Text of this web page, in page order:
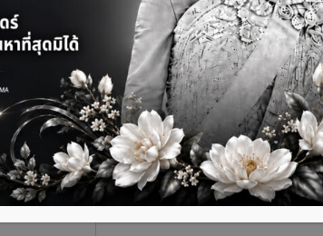
ห
ติดต่อสอบถามเพิ่มเติมได้ที่
น้ำหนัก-weight